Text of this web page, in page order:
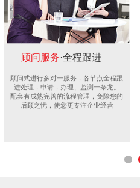
顾问服务·全程跟进
顾问式进行多对一服务，各节点全程跟
进处理，申请，办理、监测一条龙。
配套有成熟完善的流程管理，免除您的
后顾之忧，使您更专注企业经营